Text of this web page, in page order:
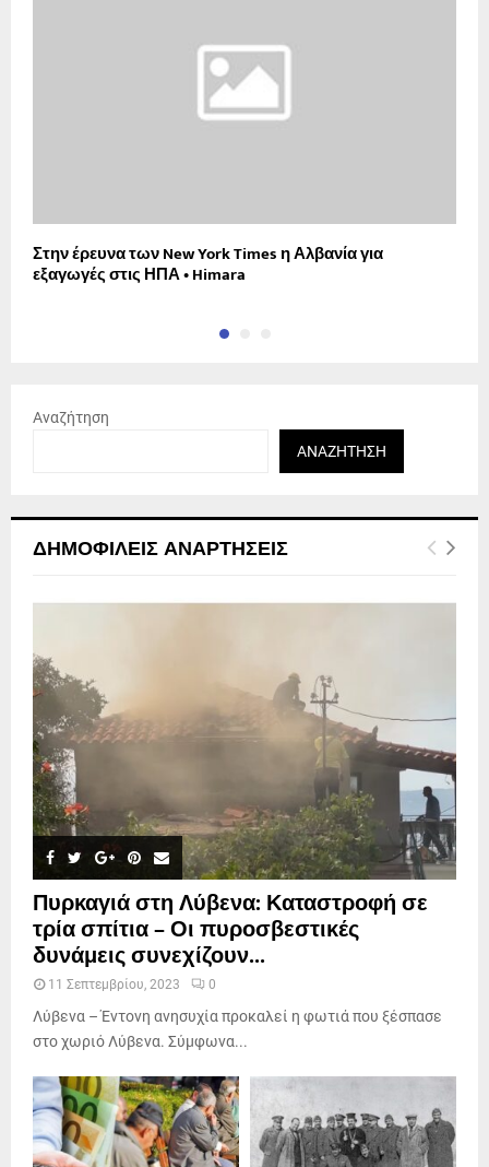
Στην έρευνα των New York Times η Αλβανία για
εξαγωγές στις ΗΠΑ • Himara
Αναζήτηση
ΑΝΑΖΉΤΗΣΗ
ΔΗΜΟΦΙΛΕΊΣ ΑΝΑΡΤΉΣΕΙΣ
Πυρκαγιά στη Λύβενα: Καταστροφή σε
τρία σπίτια – Οι πυροσβεστικές
δυνάμεις συνεχίζουν...
11 Σεπτεμβρίου, 2023 0
Λύβενα – Έντονη ανησυχία προκαλεί η φωτιά που ξέσπασε
στο χωριό Λύβενα. Σύμφωνα...